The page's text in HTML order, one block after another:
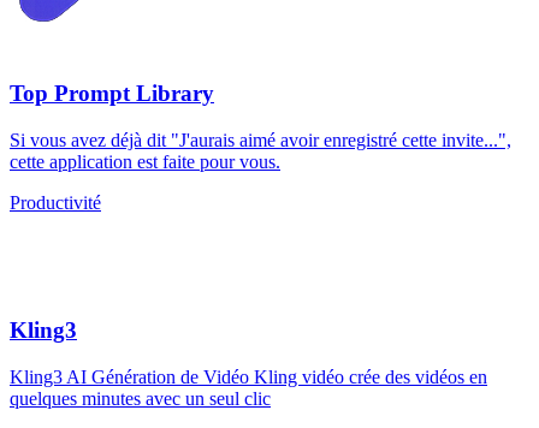
Top Prompt Library
Si vous avez déjà dit "J'aurais aimé avoir enregistré cette invite...",
cette application est faite pour vous.
Productivité
Kling3
Kling3 AI Génération de Vidéo Kling vidéo crée des vidéos en
quelques minutes avec un seul clic